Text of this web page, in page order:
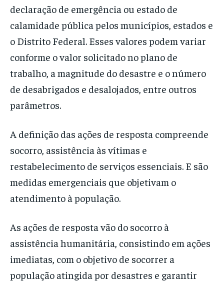
declaração de emergência ou estado de
calamidade pública pelos municípios, estados e
o Distrito Federal. Esses valores podem variar
conforme o valor solicitado no plano de
trabalho, a magnitude do desastre e o número
de desabrigados e desalojados, entre outros
parâmetros.
A definição das ações de resposta compreende
socorro, assistência às vítimas e
restabelecimento de serviços essenciais. E são
medidas emergenciais que objetivam o
atendimento à população.
As ações de resposta vão do socorro à
assistência humanitária, consistindo em ações
imediatas, com o objetivo de socorrer a
população atingida por desastres e garantir